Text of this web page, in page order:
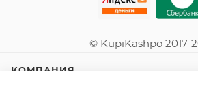
© KupiKashpo 2017-
КОМПАНИЯ